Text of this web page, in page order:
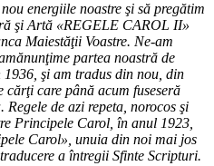
energiile noastre şi să pregătim
şi Artă «REGELE CAROL II»
Maiestăţii Voastre. Ne-am
partea noastră de
şi am tradus din nou, din
care până acum fuseseră
de azi repeta, norocos şi
Principele Carol, în anul 1923,
Carol», unuia din noi mai jos
a întregii Sfinte Scripturi.